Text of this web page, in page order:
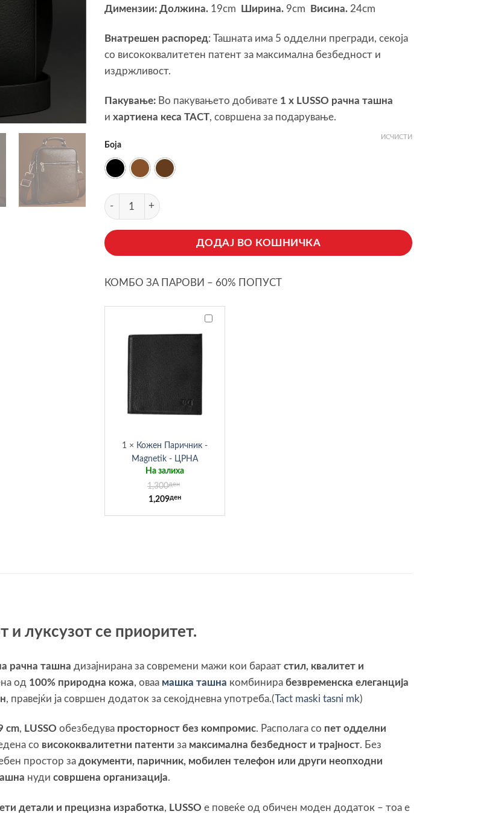
Димензии: Должина. 19cm Ширина. 9cm Висина. 24cm
Внатрешен распоред: Ташната има 5 одделни прегради, секоја
со висококвалитетен патент за максимална безбедност и
издржливост.
Пакување: Во пакувањето добивате 1 x LUSSO рачна ташна
и хартиена кеса TACT, совршена за подарување.
Боја
ЦРНА КАФЕАВАТЕМНО КАФЕАВА
ИСЧИСТИ
LUSSO Машка Рачна Ташна (100% Кожа) количина
ДОДАЈ ВО КОШНИЧКА
КОМБО ЗА ПАРОВИ – 60% ПОПУСТ
Кожен
1 × Кожен Паричник -
Magnetik - ЦРНА
На залиха
1,300ден
1,209денCurrent
и луксузот се приоритет.
рачна ташна дизајнирана за современи мажи кои бараат стил, квалитет и
од 100% природна кожа, оваа машка ташна комбинира безвременска елеганција
, правејќи ја совршен додаток за секојдневна употреба.(Tact maski tasni mk)
cm, LUSSO обезбедува просторност без компромис. Располага со пет одделни
со висококвалитетни патенти за максимална безбедност и трајност. Без
простор за документи, паричник, мобилен телефон или други неопходни
нуди совршена организација.
детали и прецизна изработка, LUSSO е повеќе од обичен моден додаток – тоа е